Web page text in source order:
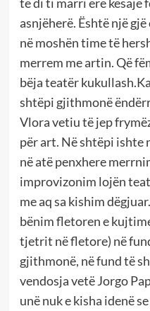
asnjëherë. Është një
në moshën time të
merrem me artin. Që
bëja teatër
shtëpi gjithmonë
Vlora vetiu të jep
për art. Në shtëpi ishte
në atë penxhere
improvizonim lojën
me aq sa kishim
bënim fletoren e
tjetrit në fletore) në
gjithmonë, në fund të
vendosja vetë Jorgo
unë nuk e kisha idenë